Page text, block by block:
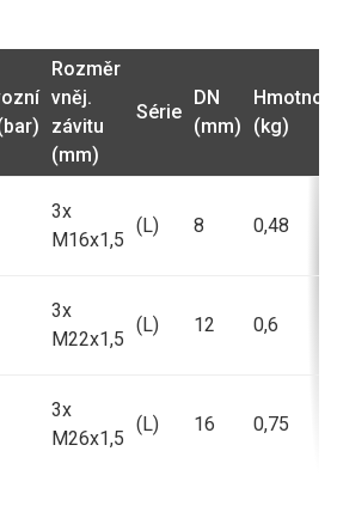
Rozměr
vněj.
závitu
(mm)
Série
DN
(mm)
(kg)
3x
M16x1,5
(L) 8 0,48
3x
M22x1,5
(L) 12 0,6
3x
M26x1,5
(L) 16 0,75